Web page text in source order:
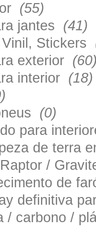
(55)
jantes (41)
Stickers
exterior
interior (18)
(0)
para
de terra
/
de
definitiva
/ carbono /